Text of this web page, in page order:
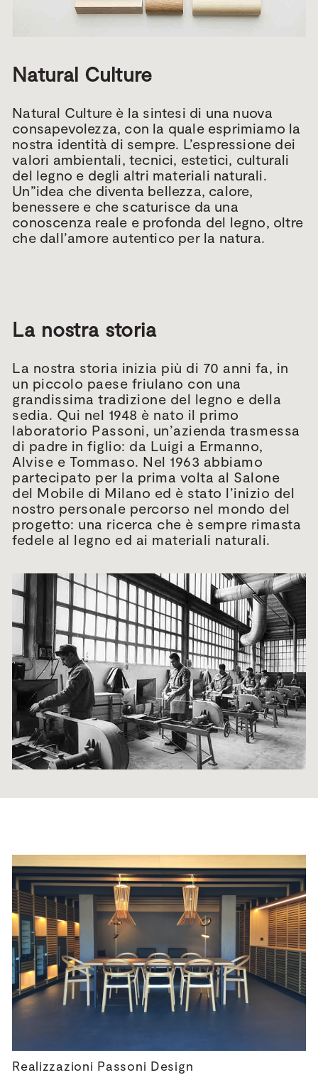
Natural Culture
Natural Culture è la sintesi di una nuova
consapevolezza, con la quale esprimiamo la
nostra identità di sempre. L’espressione dei
valori ambientali, tecnici, estetici, culturali
del legno e degli altri materiali naturali.
Un”idea che diventa bellezza, calore,
benessere e che scaturisce da una
conoscenza reale e profonda del legno, oltre
che dall’amore autentico per la natura.
La nostra storia
La nostra storia inizia più di 70 anni fa, in
un piccolo paese friulano con una
grandissima tradizione del legno e della
sedia. Qui nel 1948 è nato il primo
laboratorio Passoni, un’azienda trasmessa
di padre in figlio: da Luigi a Ermanno,
Alvise e Tommaso. Nel 1963 abbiamo
partecipato per la prima volta al Salone
del Mobile di Milano ed è stato l’inizio del
nostro personale percorso nel mondo del
progetto: una ricerca che è sempre rimasta
fedele al legno ed ai materiali naturali.
Realizzazioni Passoni Design